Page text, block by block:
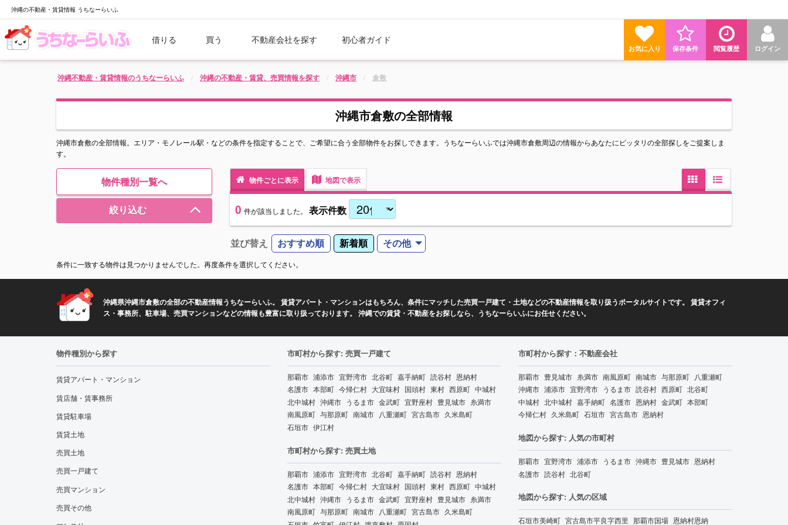
沖縄の不動産・賃貸情報 うちなーらいふ
借りる 買う 不動産会社を探す 初心者ガイド
ログイン
閲覧履歴
保存条件
お気に入り
沖縄不動産・賃貸情報のうちなーらいふ 沖縄の不動産・賃貸、売買情報を探す 沖縄市 倉敷
沖縄市倉敷の全部情報
沖縄市倉敷の全部情報。エリア・モノレール駅・などの条件を指定することで、ご希望に合う全部物件をお探しできます。うちなーらいふでは沖縄市倉敷周辺の情報からあなたにピッタリの全部探しをご提案しま
す。
物件種別一覧へ
絞り込む
物件ごとに表示 地図で表示
0 件が該当しました。 表示件数
並び替え おすすめ順 新着順 その他
条件に一致する物件は見つかりませんでした。再度条件を選択してください。
沖縄県沖縄市倉敷の全部の不動産情報うちなーらいふ。 賃貸アパート・マンションはもちろん、条件にマッチした売買一戸建て・土地などの不動産情報を取り扱うポータルサイトです。 賃貸オフィ
ス・事務所、駐車場、売買マンションなどの情報も豊富に取り扱っております。 沖縄での賃貸・不動産をお探しなら、うちなーらいふにお任せください。
物件種別から探す
賃貸アパート・マンション
賃店舗・賃事務所
賃貸駐車場
賃貸土地
売買土地
売買一戸建て
売買マンション
売買その他
市町村から探す: 売買一戸建て
那覇市 浦添市 宜野湾市 北谷町 嘉手納町 読谷村 恩納村
名護市 本部町 今帰仁村 大宜味村 国頭村 東村 西原町 中城村
北中城村 沖縄市 うるま市 金武町 宜野座村 豊見城市 糸満市
南風原町 与那原町 南城市 八重瀬町 宮古島市 久米島町
石垣市 伊江村
市町村から探す: 売買土地
那覇市 浦添市 宜野湾市 北谷町 嘉手納町 読谷村 恩納村
名護市 本部町 今帰仁村 大宜味村 国頭村 東村 西原町 中城村
北中城村 沖縄市 うるま市 金武町 宜野座村 豊見城市 糸満市
南風原町 与那原町 南城市 八重瀬町 宮古島市 久米島町
市町村から探す：不動産会社
那覇市 豊見城市 糸満市 南風原町 南城市 与那原町 八重瀬町
沖縄市 浦添市 宜野湾市 うるま市 読谷村 西原町 北谷町
中城村 北中城村 嘉手納町 名護市 恩納村 金武町 本部町
今帰仁村 久米島町 石垣市 宮古島市 恩納村
地図から探す: 人気の市町村
那覇市 宜野湾市 浦添市 うるま市 沖縄市 豊見城市 恩納村
名護市 読谷村 北谷町
地図から探す: 人気の区域
石垣市美崎町 宮古島市平良字西里 那覇市国場 恩納村恩納